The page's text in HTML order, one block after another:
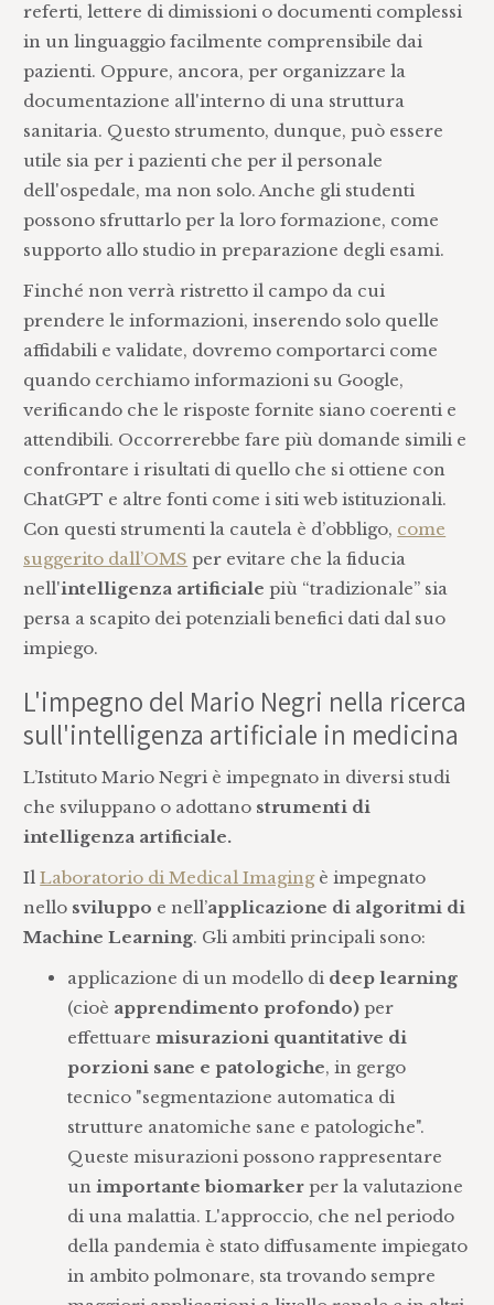
referti, lettere di dimissioni o documenti complessi
in un linguaggio facilmente comprensibile dai
pazienti. Oppure, ancora, per organizzare la
documentazione all'interno di una struttura
sanitaria. Questo strumento, dunque, può essere
utile sia per i pazienti che per il personale
dell'ospedale, ma non solo. Anche gli studenti
possono sfruttarlo per la loro formazione, come
supporto allo studio in preparazione degli esami.
Finché non verrà ristretto il campo da cui
prendere le informazioni, inserendo solo quelle
affidabili e validate, dovremo comportarci come
quando cerchiamo informazioni su Google,
verificando che le risposte fornite siano coerenti e
attendibili. Occorrerebbe fare più domande simili e
confrontare i risultati di quello che si ottiene con
ChatGPT e altre fonti come i siti web istituzionali.
Con questi strumenti la cautela è d’obbligo, come
suggerito dall’OMS per evitare che la fiducia
nell'intelligenza artificiale più “tradizionale” sia
persa a scapito dei potenziali benefici dati dal suo
impiego.
L'impegno del Mario Negri nella ricerca
sull'intelligenza artificiale in medicina
L’Istituto Mario Negri è impegnato in diversi studi
che sviluppano o adottano strumenti di
intelligenza artificiale.
IlLaboratorio di Medical Imagingè impegnato
nello sviluppo e nell’applicazione di algoritmi di
Machine Learning. Gli ambiti principali sono:
applicazione di un modello di deep learning
(cioè apprendimento profondo) per
effettuaremisurazioni quantitative di
porzioni sane e patologiche, in gergo
tecnico "segmentazione automatica di
strutture anatomiche sane e patologiche".
Queste misurazioni possono rappresentare
unimportante biomarker per la valutazione
di una malattia. L'approccio, che nel periodo
della pandemia è stato diffusamente impiegato
in ambito polmonare, sta trovando sempre